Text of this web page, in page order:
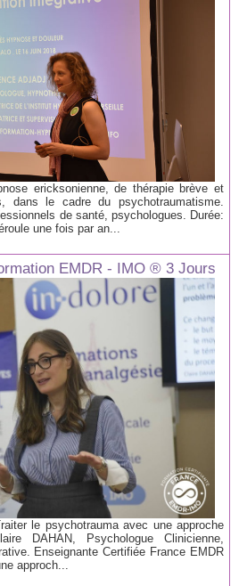
ericksonienne, de thérapie brève et
dans le cadre du psychotraumatisme.
de santé, psychologues. Durée:
une fois par an...
EMDR - IMO ® 3 Jours
le psychotrauma avec une approche
DAHAN, Psychologue Clinicienne,
Enseignante Certifiée France EMDR
approch...